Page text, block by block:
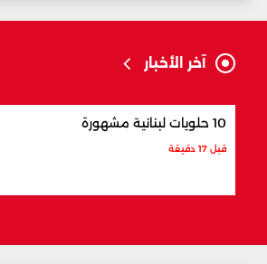
آخر الأخبار
10 حلويات لبنانية مشهورة
قبل 17 دقيقة